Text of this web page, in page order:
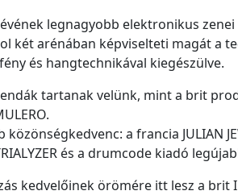
legnagyobb elektronikus
két arénában képviselteti magát a
és hangtechnikával kiegészülve.
tartanak velünk, mint a brit
a francia JULIAN
és a drumcode kiadó
kedvelőinek örömére itt lesz a brit